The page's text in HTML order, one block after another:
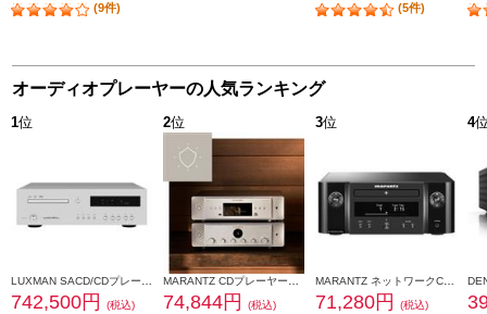
(9件) (5件)
オーディオプレーヤーの人気ランキング
1位
742,500円
(税込)
2位
74,844円
(税込)
3位
71,280円
(税込)
4